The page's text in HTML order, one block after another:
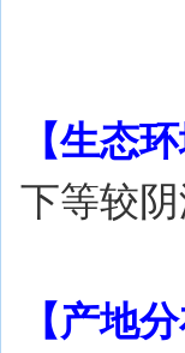
【生态环
下等较阴
【产地分